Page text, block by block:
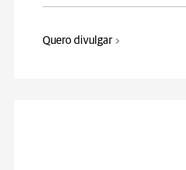
Quero divulgar